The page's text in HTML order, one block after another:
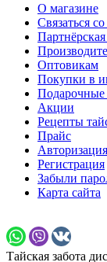
О магазине
Связаться
Оптовикам
Покупки в
Подарочные
Акции
Рецепты
Прайс
Авторизация
Регистрация
Забыли
Карта сайта
Тайская забота